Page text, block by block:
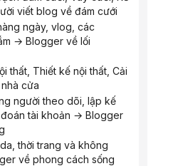
viết blog về đám cưới
→ Blogger về lối
cửa
tài khoản → Blogger
về phong cách sống